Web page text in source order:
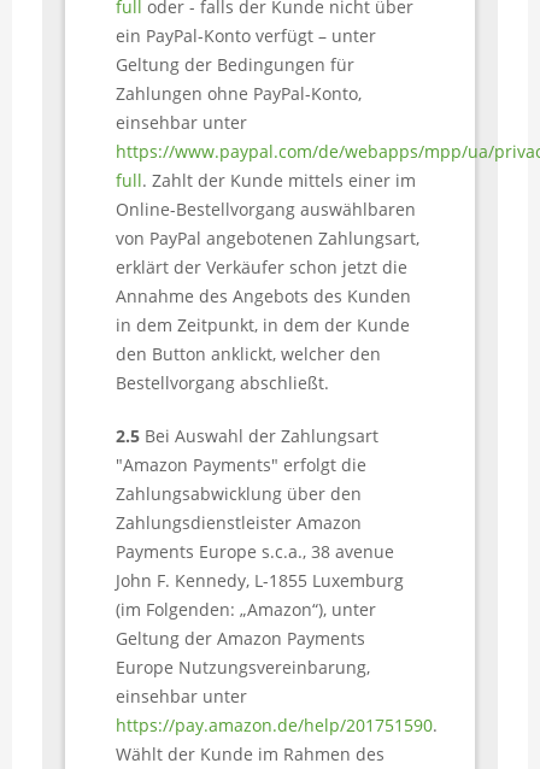
full
oder - falls der Kunde nicht über
ein PayPal-Konto verfügt – unter
Geltung der Bedingungen für
Zahlungen ohne PayPal-Konto,
einsehbar unter
https://www.paypal.com/de/webapps/mpp/ua/
full. Zahlt der Kunde mittels einer im
Online-Bestellvorgang auswählbaren
von PayPal angebotenen Zahlungsart,
erklärt der Verkäufer schon jetzt die
Annahme des Angebots des Kunden
in dem Zeitpunkt, in dem der Kunde
den Button anklickt, welcher den
Bestellvorgang abschließt.
2.5Bei Auswahl der Zahlungsart
"Amazon Payments" erfolgt die
Zahlungsabwicklung über den
Zahlungsdienstleister Amazon
Payments Europe s.c.a., 38 avenue
John F. Kennedy, L-1855 Luxemburg
(im Folgenden: „Amazon“), unter
Geltung der Amazon Payments
Europe Nutzungsvereinbarung,
einsehbar unter
https://pay.amazon.de/help/201751590.
Wählt der Kunde im Rahmen des